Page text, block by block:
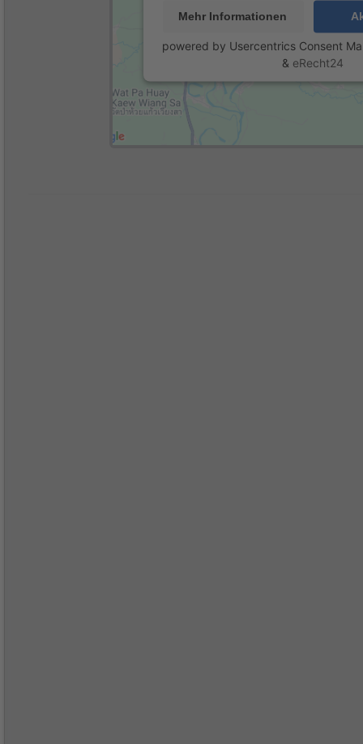
Mehr Informationen
powered by Usercentrics Consent
& eRecht24